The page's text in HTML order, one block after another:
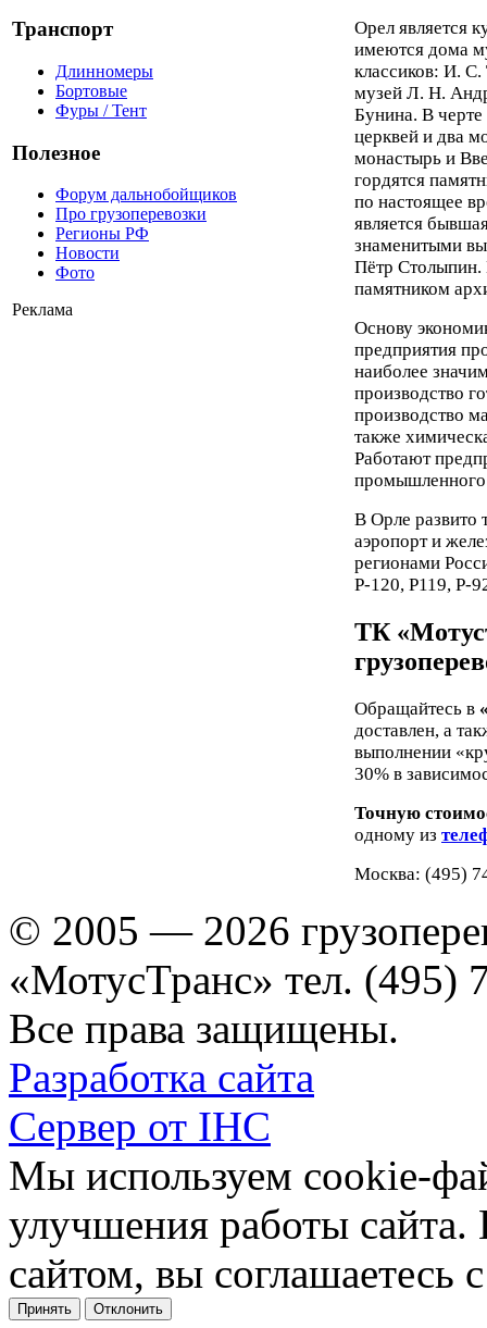
Транспорт
Длинномеры
Бортовые
Фуры / Тент
Полезное
Форум дальнобойщиков
Про грузоперевозки
Регионы РФ
Новости
Фото
Реклама
Орел является
имеются дома
классиков: И.
музей Л. Н.
Бунина. В
церквей и два
монастырь и
гордятся
по настоящее
является
знаменитыми
Пётр Столыпин.
памятником
Основу
предприятия
наиболее
производство
производство
также
Работают
В Орле развито
аэропорт и
регионами
Р-120, Р119, Р-
ТК
Обращайтесь в
доставлен, а
выполнении
30% в
Точную
одному из
Москва: (495)
© 2005 — 2026
«МотусТранс» тел. (495)
Все права защищены.
Разработка сайта
Сервер от IHC
Мы используем cookie-
улучшения работы сайта.
сайтом, вы соглашаетесь
Принять Отклонить